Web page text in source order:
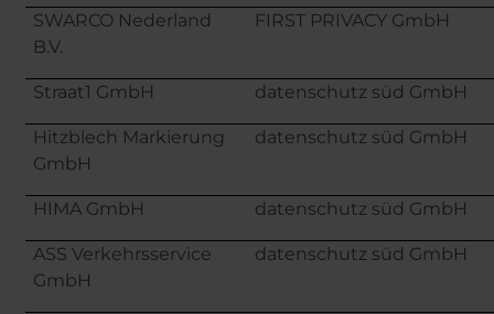
SWARCO Nederland
B.V.
FIRST PRIVACY GmbH
Straat1 GmbH datenschutz süd GmbH
Hitzblech Markierung
GmbH
datenschutz süd GmbH
HIMA GmbH datenschutz süd GmbH
ASS Verkehrsservice
GmbH
datenschutz süd GmbH